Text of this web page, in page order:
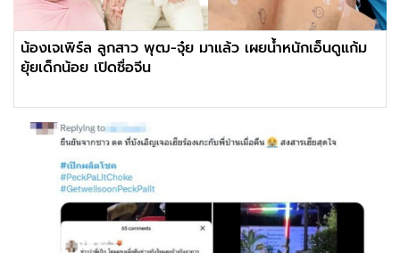
น้องเจเพิร์ล ลูกสาว พุฒ-จุ๋ย มาแล้ว เผยน้ำหนักเอ็นดูแก้ม
ยุ้ยเด็กน้อย เปิดชื่อจีน